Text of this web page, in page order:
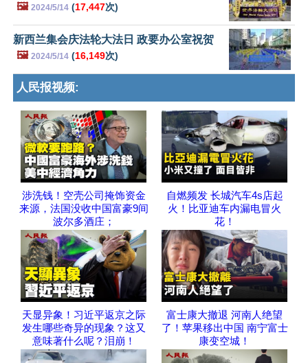
🖼️ 2024/5/14 (17,447次)
新西兰集会庆法轮大法日 政要办公室祝贺
🖼️ 2024/5/14 (16,149次)
人民报视频:
涉洗钱！空壳公司掩饰资金
来源，法国没收中国富豪9间
波尔多酒庄；
自燃频发 长城汽车4s店起
火！比亚迪车内漏电冒火
花！
天显异象！习近平返京之际
发生哪些奇异的现象？这又
意味著什么呢？泪崩！
富士康大撤退 河南人绝望
了！苹果移出中国 南宁富士
康变空城！